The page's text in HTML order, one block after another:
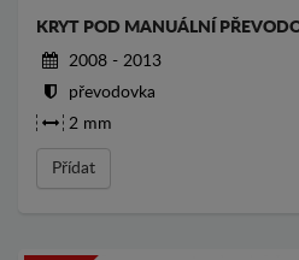
KRYT POD MANUÁLNÍ
2008 - 2013
převodovka
2 mm
Přídat